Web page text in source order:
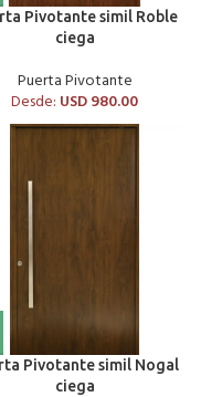
Pivotante simil Roble
ciega
Puerta Pivotante
Desde: USD980.00
Pivotante simil Nogal
ciega